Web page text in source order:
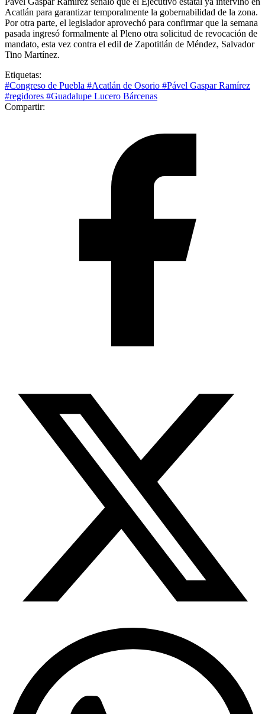
Acatlán para garantizar temporalmente la gobernabilidad de la zona.
Por otra parte, el legislador aprovechó para confirmar que la semana
pasada ingresó formalmente al Pleno otra solicitud de revocación de
mandato, esta vez contra el edil de Zapotitlán de Méndez, Salvador
Tino Martínez.
Etiquetas:
#Congreso de Puebla #Acatlán de Osorio #Pável Gaspar Ramírez
#regidores #Guadalupe Lucero Bárcenas
Compartir: